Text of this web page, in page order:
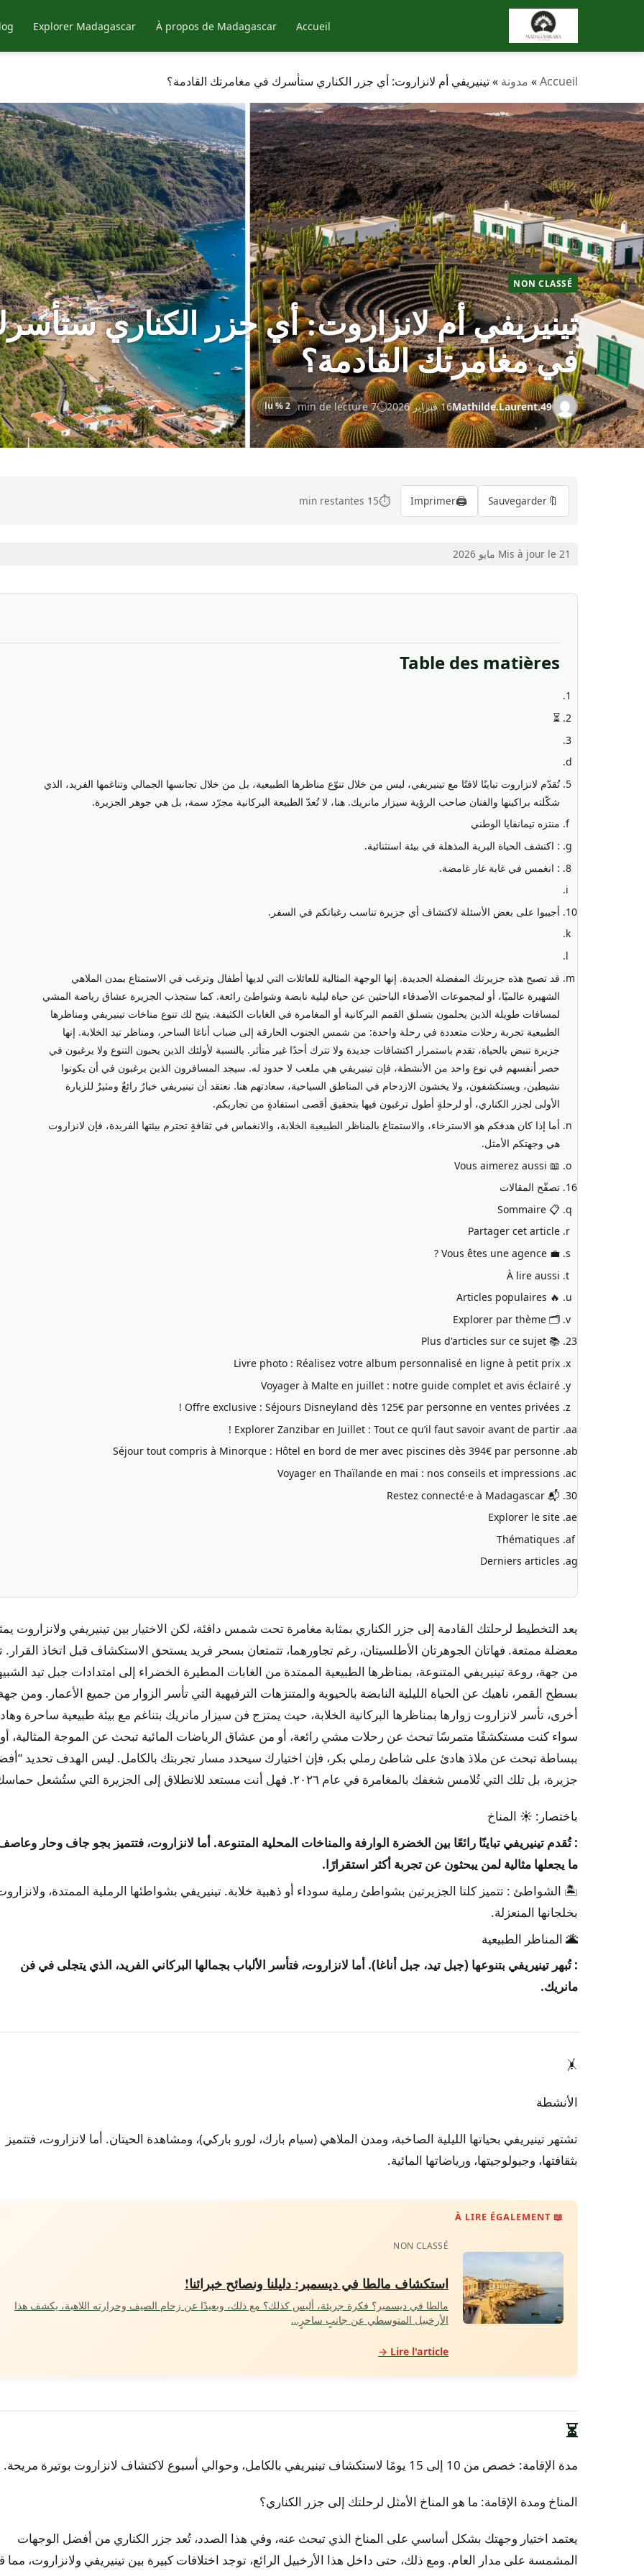
Accueil
À propos de Madagascar
Explorer Madagascar
Accueil
» مدونة »تينيريفي أم لانزاروت: أي جزر الكناري ستأسرك في مغامرتك القادمة؟
NON CLASSÉ
تينيريفي أم لانزاروت: أي جزر الكناري
في مغامرتك القادمة؟
Mathilde.Laurent.4916 فبراير 2026 7 min de lecture
2 % lu
🔖
Sauvegarder
🖨️
Imprimer
⏱️
15 min restantes
Mis à jour le 21 مايو 2026
Table des matières
⏳
تُقدّم لانزاروت تباينًا لافتًا مع تينيريفي، ليس من خلال تنوّع مناظرها الطبيعية، بل من خلال تجانسها الجمالي وتناغمها الفريد، الذي
شكّلته براكينها والفنان صاحب الرؤية سيزار مانريك. هنا، لا تُعدّ الطبيعة البركانية مجرّد سمة، بل هي جوهر الجزيرة.
منتزه تيمانفايا الوطني
: اكتشف الحياة البرية المذهلة في بيئة استثنائية.
: انغمس في غابة غار غامضة.
أجيبوا على بعض الأسئلة لاكتشاف أي جزيرة تناسب رغباتكم في السفر.
قد تصبح هذه جزيرتك المفضلة الجديدة. إنها الوجهة المثالية للعائلات التي لديها أطفال وترغب في الاستمتاع بمدن الملاهي
الشهيرة عالميًا، أو لمجموعات الأصدقاء الباحثين عن حياة ليلية نابضة وشواطئ رائعة. كما ستجذب الجزيرة عشاق رياضة المشي
لمسافات طويلة الذين يحلمون بتسلق القمم البركانية أو المغامرة في الغابات الكثيفة. يتيح لك تنوع مناخات تينيريفي ومناظرها
الطبيعية تجربة رحلات متعددة في رحلة واحدة: من شمس الجنوب الحارقة إلى ضباب أناغا الساحر، ومناظر تيد الخلابة. إنها
جزيرة تنبض بالحياة، تقدم باستمرار اكتشافات جديدة ولا تترك أحدًا غير متأثر. بالنسبة لأولئك الذين يحبون التنوع ولا يرغبون في
حصر أنفسهم في نوع واحد من الأنشطة، فإن تينيريفي هي ملعب لا حدود له. سيجد المسافرون الذين يرغبون في أن يكونوا
نشيطين، ويستكشفون، ولا يخشون الازدحام في المناطق السياحية، سعادتهم هنا. نعتقد أن تينيريفي خيارٌ رائعٌ ومثيرٌ للزيارة
الأولى لجزر الكناري، أو لرحلةٍ أطول ترغبون فيها بتحقيق أقصى استفادةٍ من تجاربكم.
أما إذا كان هدفكم هو الاسترخاء، والاستمتاع بالمناظر الطبيعية الخلابة، والانغماس في ثقافةٍ تحترم بيئتها الفريدة، فإن لانزاروت
هي وجهتكم الأمثل.
📖 Vous aimerez aussi
تصفّح المقالات
📋 Sommaire
Partager cet article
💼 Vous êtes une agence ?
À lire aussi
🔥 Articles populaires
🗂️ Explorer par thème
📚 Plus d'articles sur ce sujet
Livre photo : Réalisez votre album personnalisé en ligne à petit prix
Voyager à Malte en juillet : notre guide complet et avis éclairé
Offre exclusive : Séjours Disneyland dès 125€ par personne en ventes privées !
Explorer Zanzibar en Juillet : Tout ce qu’il faut savoir avant de partir !
Séjour tout compris à Minorque : Hôtel en bord de mer avec piscines dès 394€ par personne
Voyager en Thaïlande en mai : nos conseils et impressions
📬 Restez connecté·e à Madagascar
Explorer le site
Thématiques
Derniers articles
يعد التخطيط لرحلتك القادمة إلى جزر الكناري بمثابة مغامرة تحت شمس دافئة، لكن الاختيار بين تينيريفي ولانزاروت
معضلة ممتعة. فهاتان الجوهرتان الأطلسيتان، رغم تجاورهما، تتمتعان بسحر فريد يستحق الاستكشاف قبل اتخاذ القرار.
من جهة، روعة تينيريفي المتنوعة، بمناظرها الطبيعية الممتدة من الغابات المطيرة الخضراء إلى امتدادات جبل تيد
بسطح القمر، ناهيك عن الحياة الليلية النابضة بالحيوية والمتنزهات الترفيهية التي تأسر الزوار من جميع الأعمار. ومن
أخرى، تأسر لانزاروت زوارها بمناظرها البركانية الخلابة، حيث يمتزج فن سيزار مانريك بتناغم مع بيئة طبيعية ساحرة
سواء كنت مستكشفًا متمرسًا تبحث عن رحلات مشي رائعة، أو من عشاق الرياضات المائية تبحث عن الموجة المثالية، أو
ببساطة تبحث عن ملاذ هادئ على شاطئ رملي بكر، فإن اختيارك سيحدد مسار تجربتك بالكامل. ليس الهدف تحديد
جزيرة، بل تلك التي تُلامس شغفك بالمغامرة في عام ٢٠٢٦. فهل أنت مستعد للانطلاق إلى الجزيرة التي ستُشعل حماسك؟
باختصار: ☀️ المناخ
: تُقدم تينيريفي تباينًا رائعًا بين الخضرة الوارفة والمناخات المحلية المتنوعة. أما لانزاروت، فتتميز بجو جاف وحار
ما يجعلها مثالية لمن يبحثون عن تجربة أكثر استقرارًا.
🏝️ الشواطئ : تتميز كلتا الجزيرتين بشواطئ رملية سوداء أو ذهبية خلابة. تينيريفي بشواطئها الرملية الممتدة،
بخلجانها المنعزلة.
🌋 المناظر الطبيعية
: تُبهر تينيريفي بتنوعها (جبل تيد، جبل أناغا). أما لانزاروت، فتأسر الألباب بجمالها البركاني الفريد، الذي يتجلى في فن
مانريك.
🤸
الأنشطة
تشتهر تينيريفي بحياتها الليلية الصاخبة، ومدن الملاهي (سيام بارك، لورو باركي)، ومشاهدة الحيتان. أما لانزاروت، فتتميز
بثقافتها، وجيولوجيتها، ورياضاتها المائية.
📖 À LIRE ÉGALEMENT
NON CLASSÉ
استكشاف مالطا في ديسمبر: دليلنا ونصائح خبرائنا!
مالطا في ديسمبر؟ فكرة جريئة، أليس كذلك؟ مع ذلك، وبعيدًا عن زحام الصيف وحرارته اللاهبة، يكشف هذا
الأرخبيل المتوسطي عن جانبٍ ساحرٍ…
Lire l'article →
⏳
مدة الإقامة: خصص من 10 إلى 15 يومًا لاستكشاف تينيريفي بالكامل، وحوالي أسبوع لاكتشاف لانزاروت بوتيرة مريحة.
المناخ ومدة الإقامة: ما هو المناخ الأمثل لرحلتك إلى جزر الكناري؟
يعتمد اختيار وجهتك بشكل أساسي على المناخ الذي تبحث عنه، وفي هذا الصدد، تُعد جزر الكناري من أفضل الوجهات
المشمسة على مدار العام. ومع ذلك، حتى داخل هذا الأرخبيل الرائع، توجد اختلافات كبيرة بين تينيريفي ولانزاروت، مما